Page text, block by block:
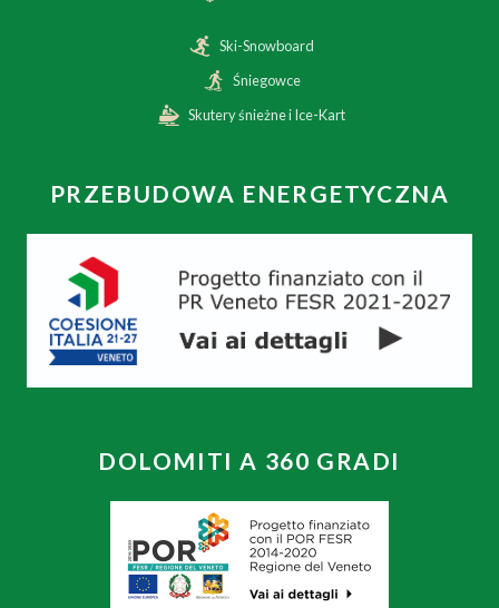
Ski-Snowboard
Śniegowce
Skutery śnieżne i Ice-Kart
PRZEBUDOWA ENERGETYCZNA
DOLOMITI A 360 GRADI